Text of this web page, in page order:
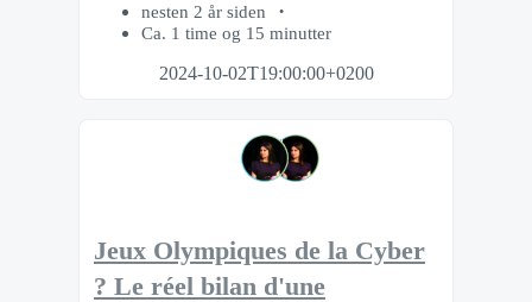
nesten 2 år siden
Ca. 1 time og 15 minutter
2024-10-02T19:00:00+0200
Jeux Olympiques de la Cyber
? Le réel bilan d'une